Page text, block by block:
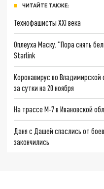
ЧИТАЙТЕ ТАКЖЕ:
Технофашисты XXI века
Оплеуха Маску. "Пора снять
Starlink
Коронавирус во Владимирской
за сутки на 20 ноября
На трассе М-7 в Ивановской
Даня с Дашей спаслись от
закончились